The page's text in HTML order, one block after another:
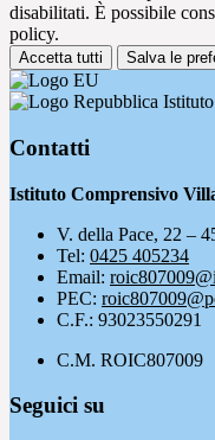
disabilitati. È possibile
policy.
Accetta tutti Salva le
Contatti
Istituto Comprensivo
V. della Pace, 22 –
Tel: 0425 405234
Email:
PEC:
C.F.: 93023550291
C.M. ROIC807009
Seguici su